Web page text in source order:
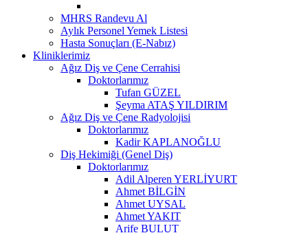
MHRS Randevu Al
Aylık Personel Yemek Listesi
Hasta Sonuçları (E-Nabız)
Kliniklerimiz
Ağız Diş ve Çene Cerrahisi
Doktorlarımız
Tufan GÜZEL
Şeyma ATAŞ YILDIRIM
Ağız Diş ve Çene Radyolojisi
Doktorlarımız
Kadir KAPLANOĞLU
Diş Hekimiği (Genel Diş)
Doktorlarımız
Adil Alperen YERLİYURT
Ahmet BİLGİN
Ahmet UYSAL
Ahmet YAKIT
Arife BULUT